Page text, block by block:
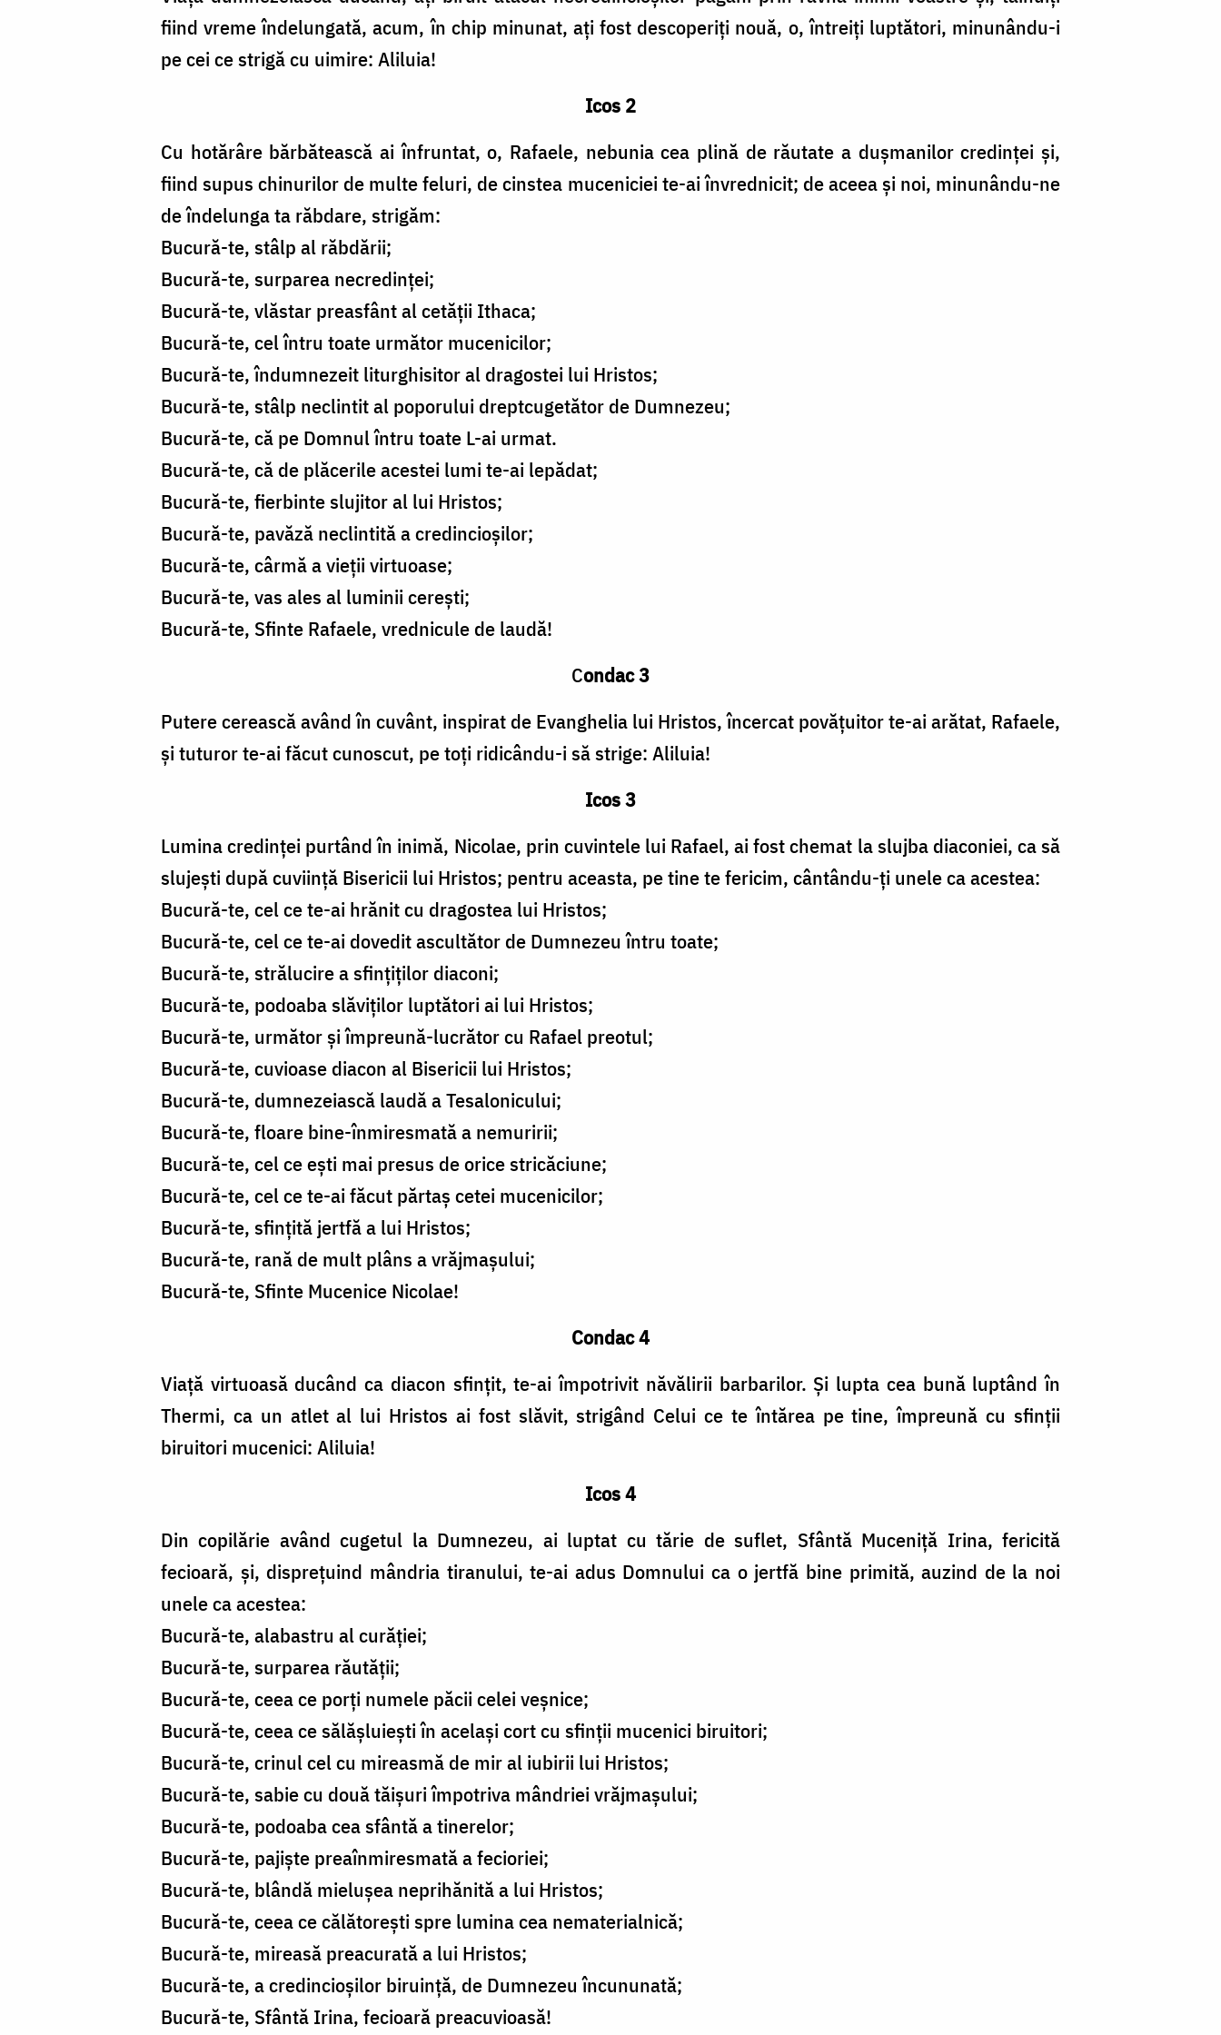
fiind vreme îndelungată, acum, în chip minunat, ați fost descoperiți nouă, o, întreiți luptători, minunându-i
pe cei ce strigă cu uimire: Aliluia!
Icos 2
Cu hotărâre bărbătească ai înfruntat, o, Rafaele, nebunia cea plină de răutate a dușmanilor credinței și,
fiind supus chinurilor de multe feluri, de cinstea muceniciei te-ai învrednicit; de aceea și noi, minunându-ne
de îndelunga ta răbdare, strigăm:
Bucură-te, stâlp al răbdării;
Bucură-te, surparea necredinței;
Bucură-te, vlăstar preasfânt al cetății Ithaca;
Bucură-te, cel întru toate următor mucenicilor;
Bucură-te, îndumnezeit liturghisitor al dragostei lui Hristos;
Bucură-te, stâlp neclintit al poporului dreptcugetător de Dumnezeu;
Bucură-te, că pe Domnul întru toate L-ai urmat.
Bucură-te, că de plăcerile acestei lumi te-ai lepădat;
Bucură-te, fierbinte slujitor al lui Hristos;
Bucură-te, pavăză neclintită a credincioșilor;
Bucură-te, cârmă a vieții virtuoase;
Bucură-te, vas ales al luminii cerești;
Bucură-te, Sfinte Rafaele, vrednicule de laudă!
Condac 3
Putere cerească având în cuvânt, inspirat de Evanghelia lui Hristos, încercat povățuitor te-ai arătat, Rafaele,
și tuturor te-ai făcut cunoscut, pe toți ridicându-i să strige: Aliluia!
Icos 3
Lumina credinței purtând în inimă, Nicolae, prin cuvintele lui Rafael, ai fost chemat la slujba diaconiei, ca să
slujești după cuviință Bisericii lui Hristos; pentru aceasta, pe tine te fericim, cântându-ți unele ca acestea:
Bucură-te, cel ce te-ai hrănit cu dragostea lui Hristos;
Bucură-te, cel ce te-ai dovedit ascultător de Dumnezeu întru toate;
Bucură-te, strălucire a sfințiților diaconi;
Bucură-te, podoaba slăviților luptători ai lui Hristos;
Bucură-te, următor și împreună-lucrător cu Rafael preotul;
Bucură-te, cuvioase diacon al Bisericii lui Hristos;
Bucură-te, dumnezeiască laudă a Tesalonicului;
Bucură-te, floare bine-înmiresmată a nemuririi;
Bucură-te, cel ce ești mai presus de orice stricăciune;
Bucură-te, cel ce te-ai făcut părtaș cetei mucenicilor;
Bucură-te, sfințită jertfă a lui Hristos;
Bucură-te, rană de mult plâns a vrăjmașului;
Bucură-te, Sfinte Mucenice Nicolae!
Condac 4
Viață virtuoasă ducând ca diacon sfințit, te-ai împotrivit năvălirii barbarilor. Și lupta cea bună luptând în
Thermi, ca un atlet al lui Hristos ai fost slăvit, strigând Celui ce te întărea pe tine, împreună cu sfinții
biruitori mucenici: Aliluia!
Icos 4
Din copilărie având cugetul la Dumnezeu, ai luptat cu tărie de suflet, Sfântă Muceniță Irina, fericită
fecioară, și, disprețuind mândria tiranului, te-ai adus Domnului ca o jertfă bine primită, auzind de la noi
unele ca acestea:
Bucură-te, alabastru al curăției;
Bucură-te, surparea răutății;
Bucură-te, ceea ce porți numele păcii celei veșnice;
Bucură-te, ceea ce sălășluiești în același cort cu sfinții mucenici biruitori;
Bucură-te, crinul cel cu mireasmă de mir al iubirii lui Hristos;
Bucură-te, sabie cu două tăișuri împotriva mândriei vrăjmașului;
Bucură-te, podoaba cea sfântă a tinerelor;
Bucură-te, pajiște preaînmiresmată a fecioriei;
Bucură-te, blândă mielușea neprihănită a lui Hristos;
Bucură-te, ceea ce călătorești spre lumina cea nematerialnică;
Bucură-te, mireasă preacurată a lui Hristos;
Bucură-te, a credincioșilor biruință, de Dumnezeu încununată;
Bucură-te, Sfântă Irina, fecioară preacuvioasă!